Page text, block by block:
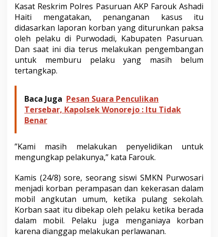
Kasat Reskrim Polres Pasuruan AKP Farouk Ashadi
Haiti mengatakan, penanganan kasus itu
didasarkan laporan korban yang diturunkan paksa
oleh pelaku di Purwodadi, Kabupaten Pasuruan.
Dan saat ini dia terus melakukan pengembangan
untuk memburu pelaku yang masih belum
tertangkap.
Baca Juga Pesan Suara Penculikan
Tersebar, Kapolsek Wonorejo : Itu Tidak
Benar
”Kami masih melakukan penyelidikan untuk
mengungkap pelakunya,” kata Farouk.
Kamis (24/8) sore, seorang siswi SMKN Purwosari
menjadi korban perampasan dan kekerasan dalam
mobil angkutan umum, ketika pulang sekolah.
Korban saat itu dibekap oleh pelaku ketika berada
dalam mobil. Pelaku juga menganiaya korban
karena dianggap melakukan perlawanan.